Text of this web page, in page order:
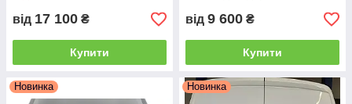
від 17 100 ₴
Купити
від 9 600 ₴
Купити
Новинка Новинка